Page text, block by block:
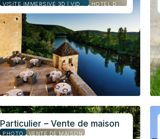
VISITE IMMERSIVE 3D | VIDÉO | PHOTO HÔTEL DE LUXE
Particulier – Vente de maison
PHOTO VENTE DE MAISON